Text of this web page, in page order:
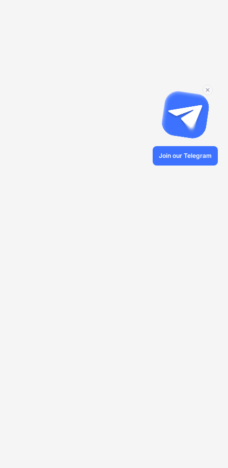
Join our Telegram